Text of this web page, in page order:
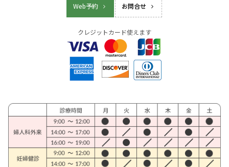
Web予約 お問合せ
クレジットカード使えます